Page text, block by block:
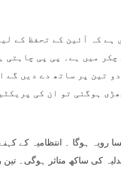
ہے کہ آئین کے تحفظ کے
میں ہے۔ پی پی چاہتی
تین پر ساتھ دے دیں گے
ہوگئی تو ان کی
رویہ ہوگا ۔ انتظامیہ کے
کی ساکھ متاثر ہوگی۔ تین